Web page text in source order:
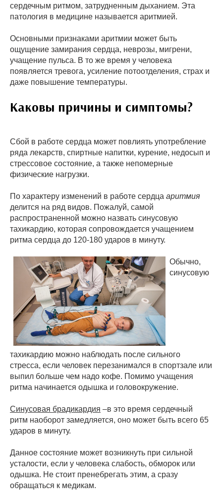
сердечным ритмом, затрудненным дыханием. Эта
патология в медицине называется аритмией.
Основными признаками аритмии может быть
ощущение замирания сердца, неврозы, мигрени,
учащение пульса. В то же время у человека
появляется тревога, усиление потоотделения, страх и
даже повышение температуры.
Каковы причины и симптомы?
Сбой в работе сердца может повлиять употребление
ряда лекарств, спиртные напитки, курение, недосып и
стрессовое состояние, а также непомерные
физические нагрузки.
По характеру изменений в работе сердца аритмия
делится на ряд видов. Пожалуй, самой
распространенной можно назвать синусовую
тахикардию, которая сопровождается учащением
ритма сердца до 120-180 ударов в минуту.
Обычно,
синусовую
тахикардию можно наблюдать после сильного
стресса, если человек перезанимался в спортзале или
выпил больше чем надо кофе. Помимо учащения
ритма начинается одышка и головокружение.
Синусовая брадикардия –в это время сердечный
ритм наоборот замедляется, оно может быть всего 65
ударов в минуту.
Данное состояние может возникнуть при сильной
усталости, если у человека слабость, обморок или
одышка. Не стоит пренебрегать этим, а сразу
обращаться к медикам.